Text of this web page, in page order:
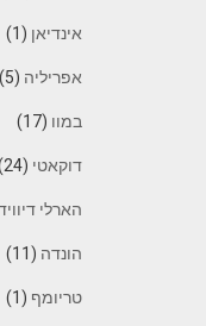
אינדיאן (1)
אפריליה (5)
במוו (17)
דוקאטי (24)
הארלי
הונדה (11)
טריומף (1)